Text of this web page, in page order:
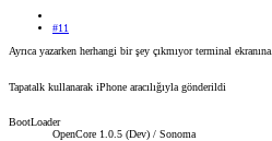
#11
Ayrıca yazarken herhangi bir şey çıkmıyor terminal ekranına.
Tapatalk kullanarak iPhone aracılığıyla gönderildi
BootLoader
OpenCore 1.0.5 (Dev) / Sonoma